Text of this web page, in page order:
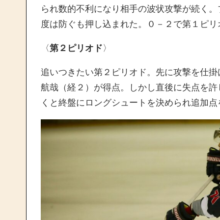
られ数的不利になり相手の波状攻撃が続く
度は防ぐも押し込まれた。０－２で第１ピ
〈第２ピリオド 〉
追いつきたい第２ピリオド。先に攻撃を仕
航哉（経２）が得点。しかし直後に失点を
くと終盤にロングシュートを決められ追加